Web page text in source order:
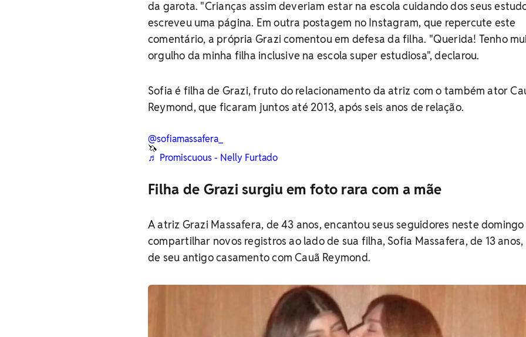
da garota. "Crianças assim deveriam estar na escola cuidando dos seus
escreveu uma página. Em outra postagem no Instagram, que repercute este
comentário, a própria Grazi comentou em defesa da filha. "Querida! Tenho
orgulho da minha filha inclusive na escola super estudiosa", declarou.
Sofia é filha de Grazi, fruto do relacionamento da atriz com o também ator
Reymond, que ficaram juntos até 2013, após seis anos de relação.
@sofiamassafera_
🦄
♬ Promiscuous - Nelly Furtado
Filha de Grazi surgiu em foto rara com a mãe
A atriz Grazi Massafera, de 43 anos, encantou seus seguidores neste domingo
compartilhar novos registros ao lado de sua filha, Sofia Massafera, de 13
de seu antigo casamento com Cauã Reymond.